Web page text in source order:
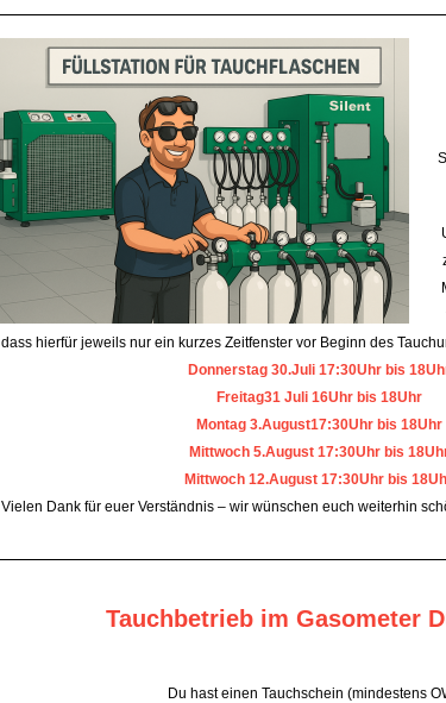
dass hierfür jeweils nur ein kurzes Zeitfenster vor Beginn des
Donnerstag 30.Juli 17:30Uhr bis
Freitag31 Juli 16Uhr bis 18Uhr
Montag 3.August17:30Uhr bis 18Uhr
Mittwoch 5.August 17:30Uhr bis
Mittwoch 12.August 17:30Uhr bis
Vielen Dank für euer Verständnis – wir wünschen euch weiterhin
Tauchbetrieb im Gasometer
Du hast einen Tauchschein (mindestens